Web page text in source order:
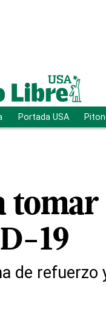
Portada USA
tomar
19
de